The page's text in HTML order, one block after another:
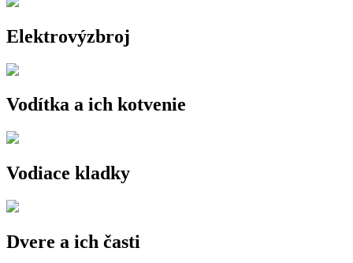
Elektrovýzbroj
Vodítka a ich kotvenie
Vodiace kladky
Dvere a ich časti